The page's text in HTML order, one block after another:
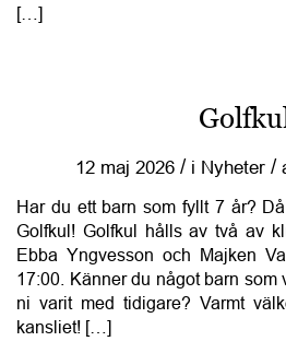
[…]
12 maj 2026 / i Nyheter /
Har du ett barn som fyllt 7 år?
Golfkul! Golfkul hålls av två av
Ebba Yngvesson och Majken
17:00. Känner du något barn
ni varit med tidigare? Varmt
kansliet! […]